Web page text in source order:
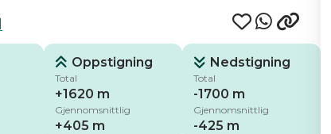
Oppstigning
Total
+1620 m
Gjennomsnittlig
+405 m
Nedstigning
Total
-1700 m
Gjennomsnittlig
-425 m